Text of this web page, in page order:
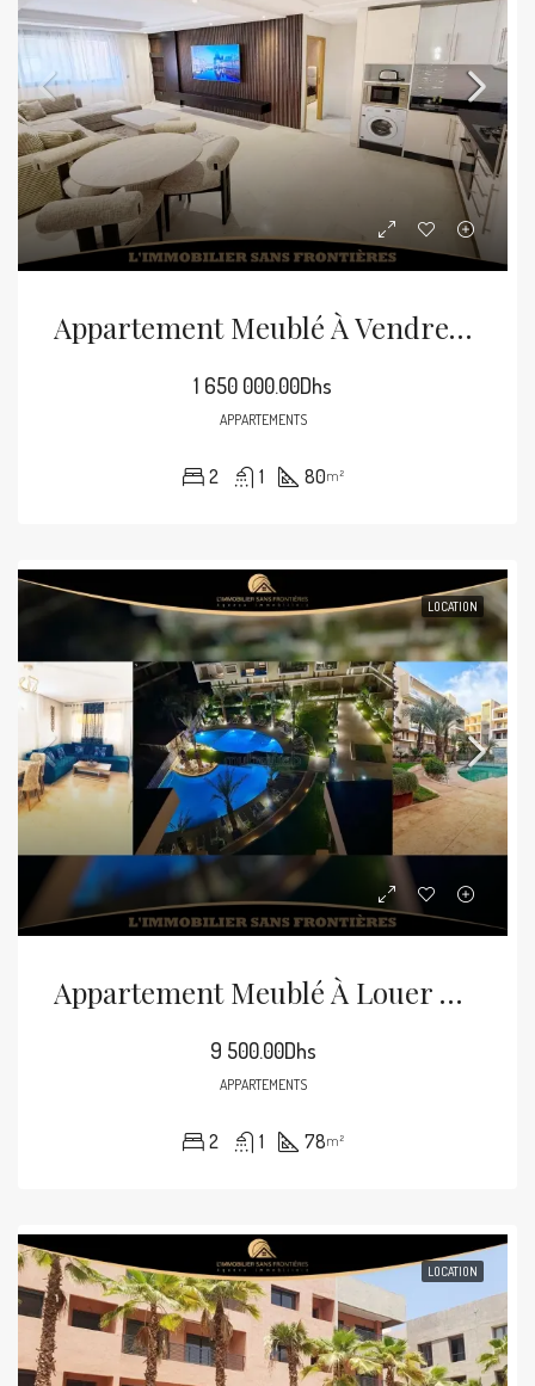
Appartement Meublé À Vendre À Semlalia, Marrakech – 1er Étage – 80 M²
1 650 000.00Dhs
APPARTEMENTS
2 1 80m²
LOCATION
Appartement Meublé À Louer Sur La Route De Casablanca, Marrakech – 1er Étage En Résidence Avec Piscine
9 500.00Dhs
APPARTEMENTS
2 1 78m²
LOCATION